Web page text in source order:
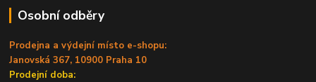
Osobní odběry
Prodejna a výdejní místo e-shopu:
Janovská 367, 10900 Praha 10
Prodejní doba: